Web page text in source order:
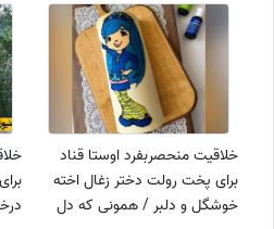
قرن را ببینید + عکس
و
خلاقیت منحصربفرد اوستا قناد
برای پخت رولت دختر زغال اخته
خوشگل و دلبر / همونی که دل